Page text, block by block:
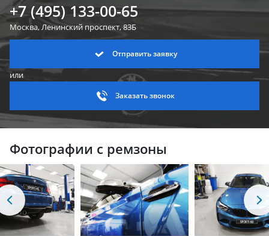
+7 (495) 133-00-65
Москва, Ленинскийпроспект, 83Б
Отправить заявку
или
Заказать звонок
Фотографии с ремзоны